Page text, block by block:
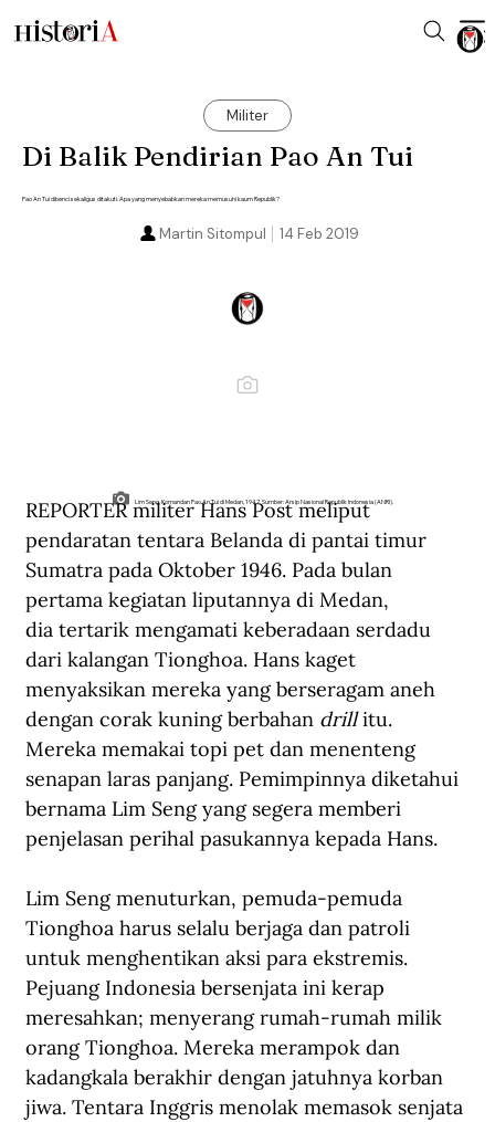
Militer
Di Balik Pendirian Pao An Tui
Pao An Tui dibenci sekaligus ditakuti. Apa yang menyebabkan mereka memusuhi kaum Republik?
14 Feb 2019
Martin Sitompul
Lim Seng, Komandan Pao An Tui di Medan, 1947. Sumber: Arsip Nasional Republik Indonesia (ANRI).
REPORTER militer Hans Post meliput
pendaratan tentara Belanda di pantai timur
Sumatra pada Oktober 1946. Pada bulan
pertama kegiatan liputannya di Medan,
dia tertarik mengamati keberadaan serdadu
dari kalangan Tionghoa. Hans kaget
menyaksikan mereka yang berseragam aneh
dengan corak kuning berbahan drill itu.
Mereka memakai topi pet dan menenteng
senapan laras panjang. Pemimpinnya diketahui
bernama Lim Seng yang segera memberi
penjelasan perihal pasukannya kepada Hans.
Lim Seng menuturkan, pemuda-pemuda
Tionghoa harus selalu berjaga dan patroli
untuk menghentikan aksi para ekstremis.
Pejuang Indonesia bersenjata ini kerap
meresahkan; menyerang rumah-rumah milik
orang Tionghoa. Mereka merampok dan
kadangkala berakhir dengan jatuhnya korban
jiwa. Tentara Inggris menolak memasok senjata